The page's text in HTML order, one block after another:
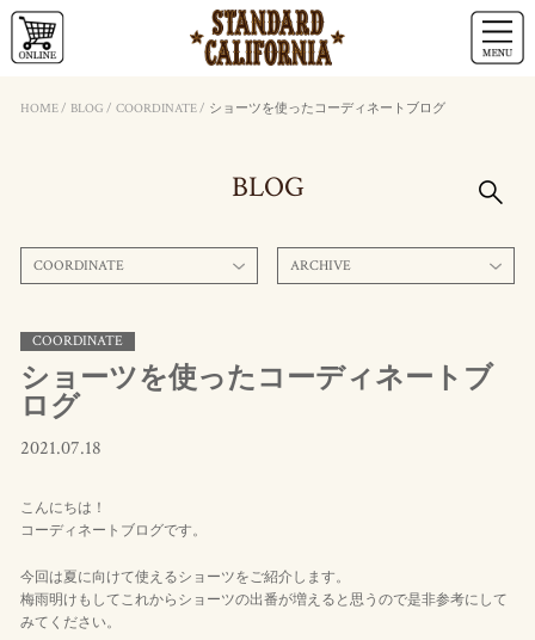
HOME/ BLOG / COORDINATE/ ショーツを使ったコーディネートブログ
BLOG
COORDINATE ARCHIVE
COORDINATE
ショーツを使ったコーディネートブ
ログ
2021.07.18
こんにちは！
コーディネートブログです。
今回は夏に向けて使えるショーツをご紹介します。
梅雨明けもしてこれからショーツの出番が増えると思うので是非参考にして
みてください。